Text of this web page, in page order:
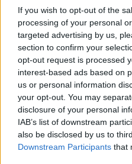
If you wish to opt-out of the
processing of your personal
targeted advertising by us,
section to confirm your
opt-out request is processed
interest-based ads based on
us or personal information
your opt-out. You may
disclosure of your personal
IAB’s list of downstream
also be disclosed by us to
Downstream Participants that
Ακολουθήστε το E-